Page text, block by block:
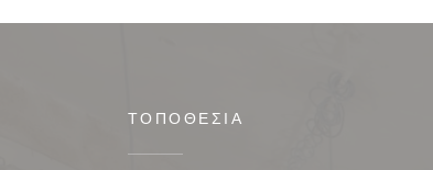
ΤΟΠΟΘΕΣΊΑ